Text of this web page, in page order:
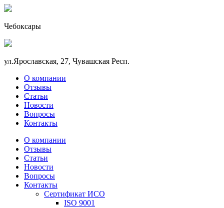
Чебоксары
ул.Ярославская, 27, Чувашская Респ.
О компании
Отзывы
Статьи
Новости
Вопросы
Контакты
О компании
Отзывы
Статьи
Новости
Вопросы
Контакты
Сертификат ИСО
ISO 9001